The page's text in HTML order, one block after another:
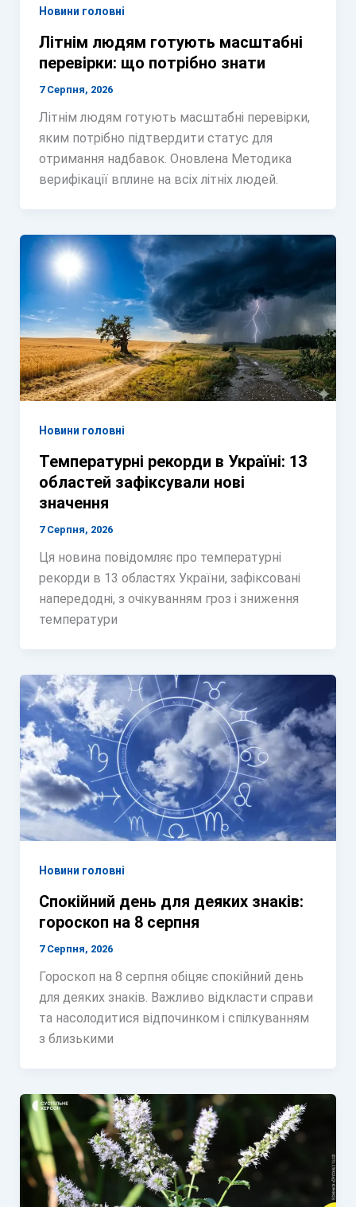
Новини головні
Літнім людям готують масштабні
перевірки: що потрібно знати
7 Серпня, 2026
Літнім людям готують масштабні перевірки,
яким потрібно підтвердити статус для
отримання надбавок. Оновлена Методика
верифікації вплине на всіх літніх людей.
Новини головні
Температурні рекорди в Україні: 13
областей зафіксували нові
значення
7 Серпня, 2026
Ця новина повідомляє про температурні
рекорди в 13 областях України, зафіксовані
напередодні, з очікуванням гроз і зниження
температури
Новини головні
Спокійний день для деяких знаків:
гороскоп на 8 серпня
7 Серпня, 2026
Гороскоп на 8 серпня обіцяє спокійний день
для деяких знаків. Важливо відкласти справи
та насолодитися відпочинком і спілкуванням
з близькими